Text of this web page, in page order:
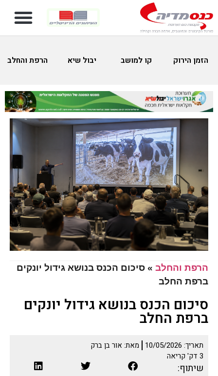
הזמן הירוק קו למושב יבול שיא הרפת והחלב
הרפת והחלב » סיכום הכנס בנושא גידול יונקים
ברפת החלב
סיכום הכנס בנושא גידול יונקים
ברפת החלב
תאריך: 10/05/2026 מאת: אור בן ברק
3 דק' קריאה
שיתוף: